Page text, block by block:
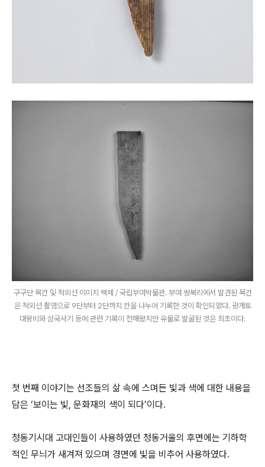
구구단 목간 및 적외선 이미지 백제 / 국립부여박물관. 부여 쌍북리에서 발견된 목간
은 적외선 촬영으로 9단부터 2단까지 칸을 나누어 기록한 것이 확인되었다. 광개토
대왕비와 삼국사기 등에 관련 기록이 전해왔지만 유물로 발굴된 것은 최초이다.
첫 번째 이야기는 선조들의 삶 속에 스며든 빛과 색에 대한 내용을
담은 ‘보이는 빛, 문화재의 색이 되다’이다.
청동기시대 고대인들이 사용하였던 청동거울의 후면에는 기하학
적인 무늬가 새겨져 있으며 경면에 빛을 비추어 사용하였다.